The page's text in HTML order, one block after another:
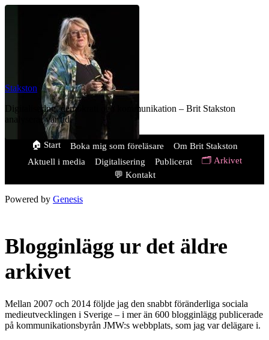
Stakston
Digitalisering, demokrati och kommunikation – Brit Stakston
analyserar vår tid.
🏠 Start Boka mig som föreläsare
Om Brit Stakston
Aktuell i media
Digitalisering Publicerat
🗂️ Arkivet
💬 Kontakt
Powered by Genesis
Blogginlägg ur det äldre
arkivet
Mellan 2007 och 2014 följde jag den snabbt föränderliga sociala
medieutvecklingen i Sverige – i mer än 600 blogginlägg publicerade
på kommunikationsbyrån JMW:s webbplats, som jag var delägare i.